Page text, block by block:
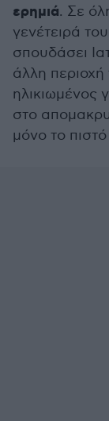
ερημιά. Σε
γενέτειρά
σπουδάσει
άλλη
ηλικιωμένος
στο
μόνο το πιστό